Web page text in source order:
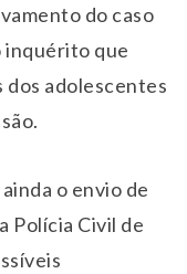
do caso
inquérito que
dos adolescentes
o envio de
Polícia Civil de